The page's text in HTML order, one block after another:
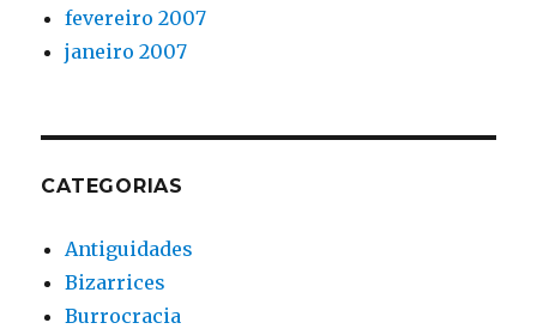
fevereiro 2007
janeiro 2007
CATEGORIAS
Antiguidades
Bizarrices
Burrocracia